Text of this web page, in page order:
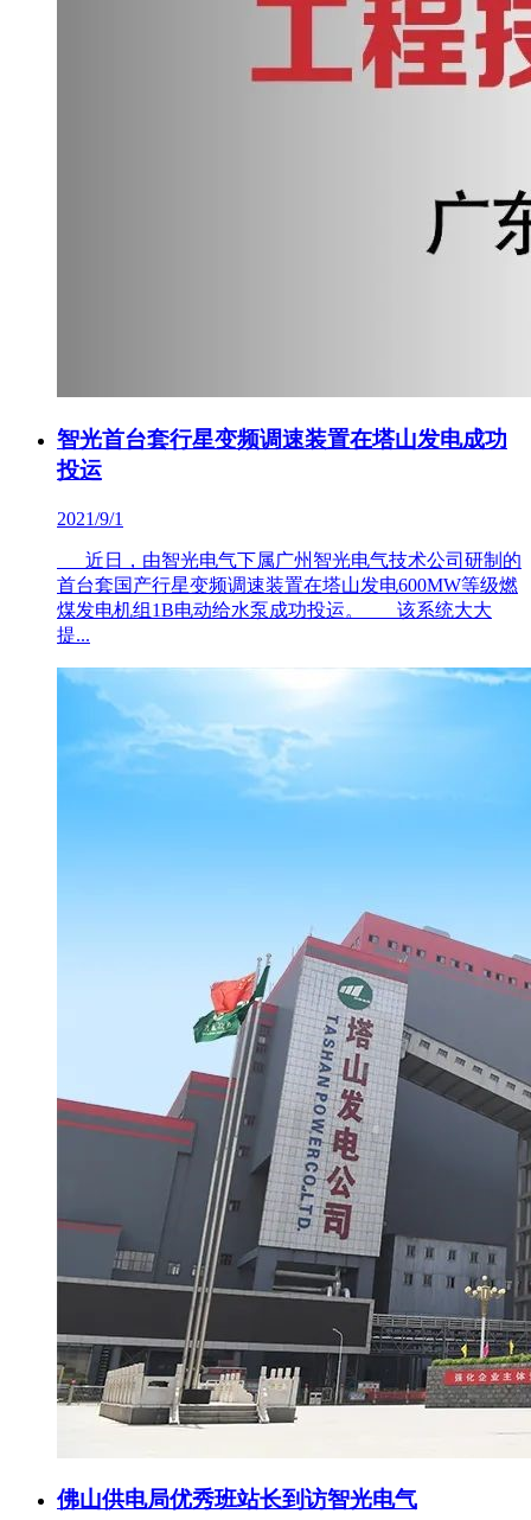
智光首台套行星变频调速装置在塔山发电成功
投运
2021/9/1
近日，由智光电气下属广州智光电气技术公司研制的
首台套国产行星变频调速装置在塔山发电600MW等级燃
煤发电机组1B电动给水泵成功投运。 该系统大大
提...
佛山供电局优秀班站长到访智光电气